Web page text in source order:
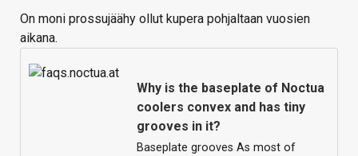
On moni prossujäähy ollut kupera pohjaltaan vuosien
aikana.
Why is the baseplate of Noctua
coolers convex and has tiny
grooves in it?
Baseplate grooves As most of